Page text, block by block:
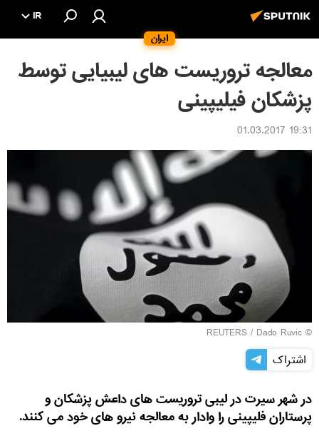
ایران
IR
معالجه تروریست های لیبیایی توسط
پزشکان فیلیپینی
19:31 01.03.2017
©
REUTERS / Dado Ruvic
اشتراک
در شهر سیرت در لیبی تروریست های داعش پزشکان و
پرستاران فلیپینی را وادار به معالجه نیرو های خود می کنند.